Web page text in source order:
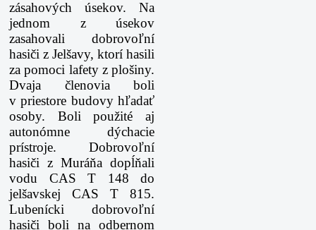
zásahových úsekov. Na
jednom z úsekov
zasahovali dobrovoľní
hasiči z Jelšavy, ktorí hasili
za pomoci lafety z plošiny.
Dvaja členovia boli
v priestore budovy hľadať
osoby. Boli použité aj
autonómne dýchacie
prístroje. Dobrovoľní
hasiči z Muráňa dopĺňali
vodu CAS T 148 do
jelšavskej CAS T 815.
Lubenícki dobrovoľní
hasiči boli na odbernom